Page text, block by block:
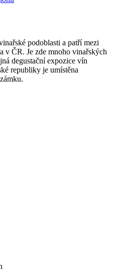
podoblasti a patří mezi
v ČR. Je zde mnoho vinařských
degustační expozice vín
republiky je umístěna